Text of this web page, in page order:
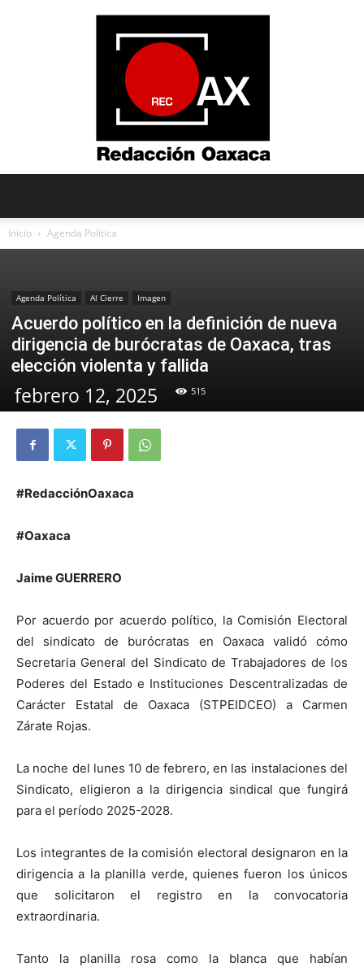
Inicio Agenda Política
Agenda Política Al Cierre Imagen
Acuerdo político en la definición de nueva
dirigencia de burócratas de Oaxaca, tras
elección violenta y fallida
febrero 12, 2025 515
#RedacciónOaxaca
#Oaxaca
Jaime GUERRERO
Por acuerdo por acuerdo político, la Comisión Electoral
del sindicato de burócratas en Oaxaca validó cómo
Secretaria General del Sindicato de Trabajadores de los
Poderes del Estado e Instituciones Descentralizadas de
Carácter Estatal de Oaxaca (STPEIDCEO) a Carmen
Zárate Rojas.
La noche del lunes 10 de febrero, en las instalaciones del
Sindicato, eligieron a la dirigencia sindical que fungirá
para el período 2025-2028.
Los integrantes de la comisión electoral designaron en la
dirigencia a la planilla verde, quienes fueron los únicos
que solicitaron el registro en la convocatoria
extraordinaria.
Tanto la planilla rosa como la blanca que habían